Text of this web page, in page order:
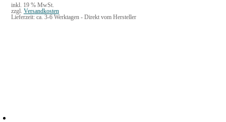
inkl. 19 % MwSt.
zzgl. Versandkosten
Lieferzeit: ca. 3-6 Werktagen - Direkt vom Hersteller